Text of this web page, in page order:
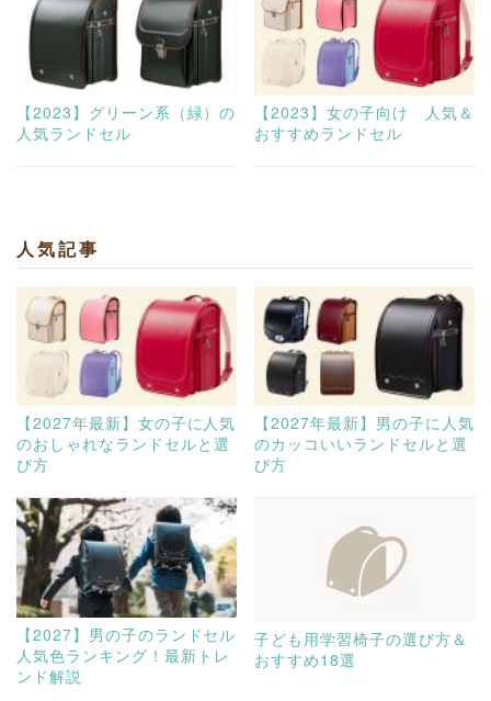
【2023】グリーン系（緑）の
人気ランドセル
【2023】女の子向け 人気＆
おすすめランドセル
人気記事
【2027年最新】女の子に人気
のおしゃれなランドセルと選
び方
【2027年最新】男の子に人気
のカッコいいランドセルと選
び方
【2027】男の子のランドセル
人気色ランキング！最新トレ
ンド解説
子ども用学習椅子の選び方＆
おすすめ18選